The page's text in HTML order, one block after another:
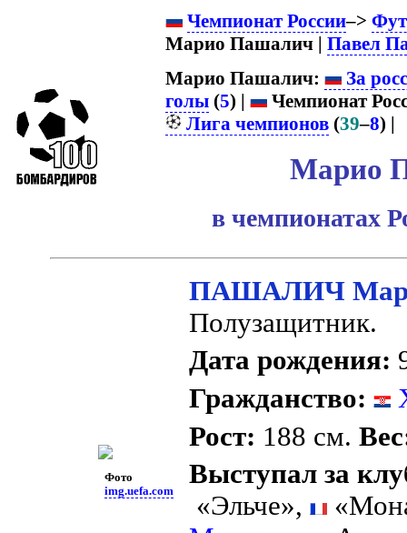
Чемпионат России–>
Марио Пашалич | Павел
Марио Пашалич:
За
голы (5) |
Чемпионат
Лига чемпионов (39–8) |
Марио
в чемпионатах
Фото
img.uefa.com
ПАШАЛИЧ
Полузащитник.
Дата рождения:
Гражданство:
Рост: 188 см.
Выступал за
«Эльче»,